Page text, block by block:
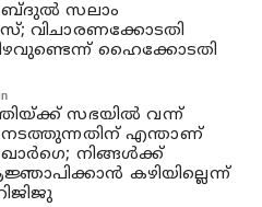
സലാം
വിചാരണക്കോടതി
ഹൈക്കോടതി
സഭയില്‍ വന്ന്
എന്താണ്
നിങ്ങള്‍ക്ക്
കഴിയില്ലെന്ന്